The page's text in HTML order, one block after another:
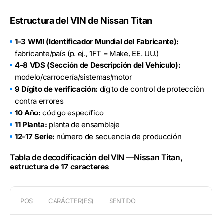
Estructura del VIN de Nissan Titan
1-3 WMI (Identificador Mundial del Fabricante):
fabricante/país (p. ej., 1FT = Make, EE. UU.)
4-8 VDS (Sección de Descripción del Vehículo):
modelo/carrocería/sistemas/motor
9 Dígito de verificación: dígito de control de protección
contra errores
10 Año: código específico
11 Planta: planta de ensamblaje
12-17 Serie: número de secuencia de producción
Tabla de decodificación del VIN —Nissan Titan,
estructura de 17 caracteres
POS CARÁCTER(ES) SENTIDO